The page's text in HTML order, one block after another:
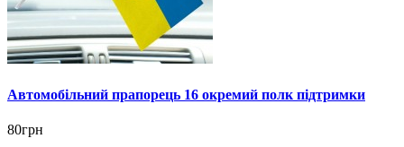
Автомобільний прапорець 16 окремий полк підтримки
80грн